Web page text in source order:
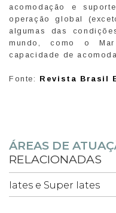
acomodação e
operação global
algumas das
mundo, como o
capacidade de
Fonte: Revista Brasil
ÁREAS DE
RELACIONADAS
Iates e Super Iates